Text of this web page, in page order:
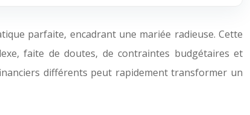
parfaite, encadrant une mariée radieuse. Cette
faite de doutes, de contraintes budgétaires et
différents peut rapidement transformer un